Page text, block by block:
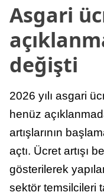
Asgari
değişti
2026 yılı asgari
henüz
artışlarının
açtı. Ücret artışı
gösterilerek
sektör temsilcileri